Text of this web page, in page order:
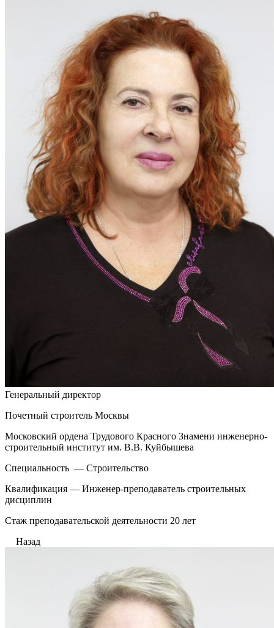
Генеральный директор
Почетный строитель Москвы
Московский ордена Трудового Красного Знамени инженерно-
строительный институт им. В.В. Куйбышева
Специальность — Строительство
Квалификация — Инженер-преподаватель строительных
дисциплин
Стаж преподавательской деятельности 20 лет
Назад